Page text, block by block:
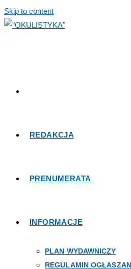
Skip to content
REDAKCJA
PRENUMERATA
INFORMACJE
PLAN WYDAWNICZY
REGULAMIN